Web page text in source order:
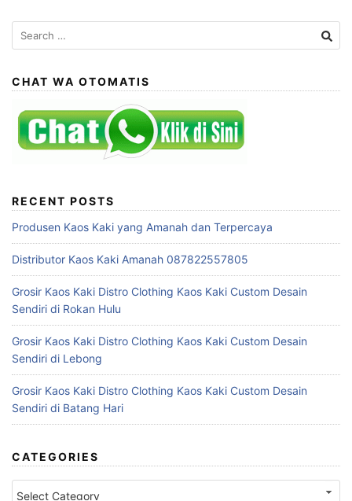
Search
for:
CHAT WA OTOMATIS
RECENT POSTS
Produsen Kaos Kaki yang Amanah dan Terpercaya
Distributor Kaos Kaki Amanah 087822557805
Grosir Kaos Kaki Distro Clothing Kaos Kaki Custom Desain
Sendiri di Rokan Hulu
Grosir Kaos Kaki Distro Clothing Kaos Kaki Custom Desain
Sendiri di Lebong
Grosir Kaos Kaki Distro Clothing Kaos Kaki Custom Desain
Sendiri di Batang Hari
CATEGORIES
Categories